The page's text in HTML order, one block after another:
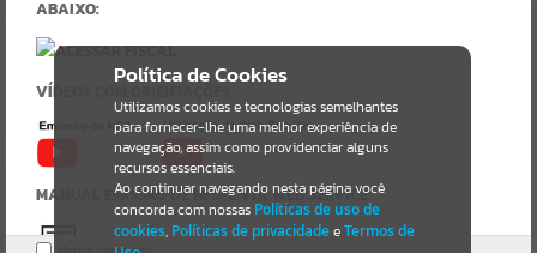
Portais
Por favor, aguarde...
NOTÍCIAS
Por favor, aguarde...
AUTOATENDIMENTO
Política de Cookies
Utilizamos cookies e tecnologias semelhantes
para fornecer-lhe uma melhor experiência de
navegação, assim como providenciar alguns
recursos essenciais.
Ao continuar navegando nesta página você
concorda com nossas Políticas de uso de
cookies, Políticas de privacidadeeTermos de
ABAIXO:
VÍDEOS COM ORIENTAÇÕES:
MANUAL EMISSÃO DE NFS-E VIA WEB SERVICE:
x_2_base_l2_portal_editores_sync_f15d4117a34dd2a38adddbc4ffd72
Verificar Mais Detalhes